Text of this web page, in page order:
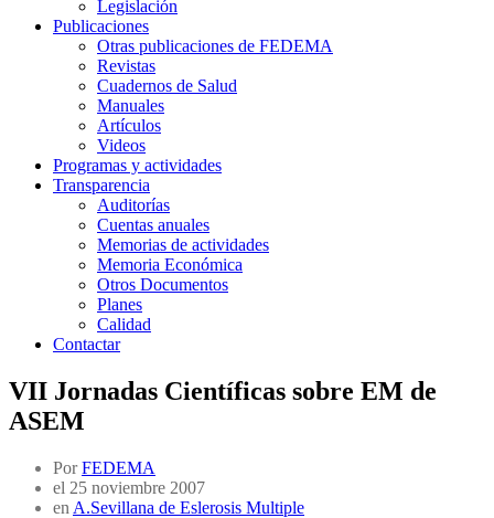
Legislación
Publicaciones
Otras publicaciones de FEDEMA
Revistas
Cuadernos de Salud
Manuales
Artículos
Videos
Programas y actividades
Transparencia
Auditorías
Cuentas anuales
Memorias de actividades
Memoria Económica
Otros Documentos
Planes
Calidad
Contactar
VII Jornadas Científicas sobre EM de
ASEM
Por FEDEMA
el 25 noviembre 2007
en A.Sevillana de Eslerosis Multiple